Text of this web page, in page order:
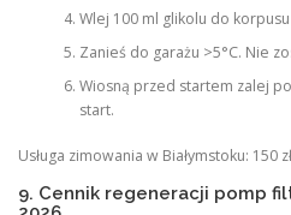
Wlej 100 ml glikolu do
Zanieś do garażu >5°C. Nie
Wiosną przed startem zalej
start.
Usługa zimowania w Białymstoku: 150
9. Cennik regeneracji pomp